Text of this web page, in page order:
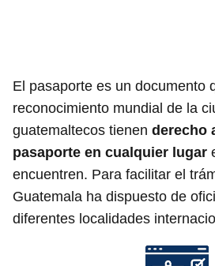
El pasaporte es un documento
reconocimiento mundial de la
guatemaltecos tienen derecho
pasaporte en cualquier lugar
encuentren. Para facilitar el
Guatemala ha dispuesto de
diferentes localidades